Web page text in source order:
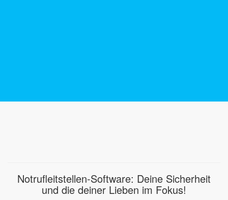
Notrufleitstellen-Software: Deine Sicherheit
und die deiner Lieben im Fokus!